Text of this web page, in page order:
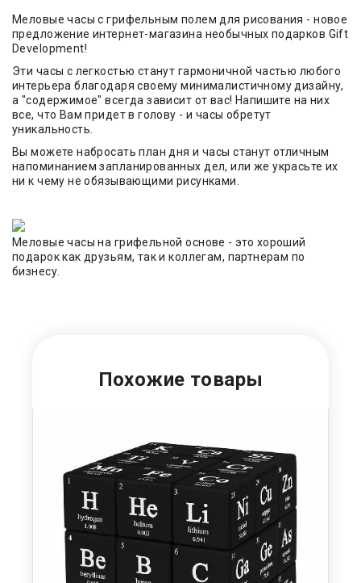
Меловые часы с грифельным полем для рисования - новое
предложение интернет-магазина необычных подарков Gift
Development!
Эти часы с легкостью станут гармоничной частью любого
интерьера благодаря своему минималистичному дизайну,
а "содержимое" всегда зависит от вас! Напишите на них
все, что Вам придет в голову - и часы обретут
уникальность.
Вы можете набросать план дня и часы станут отличным
напоминанием запланированных дел, или же украсьте их
ни к чему не обязывающими рисунками.
Меловые часы на грифельной основе - это хороший
подарок как друзьям, так и коллегам, партнерам по
бизнесу.
Похожие товары